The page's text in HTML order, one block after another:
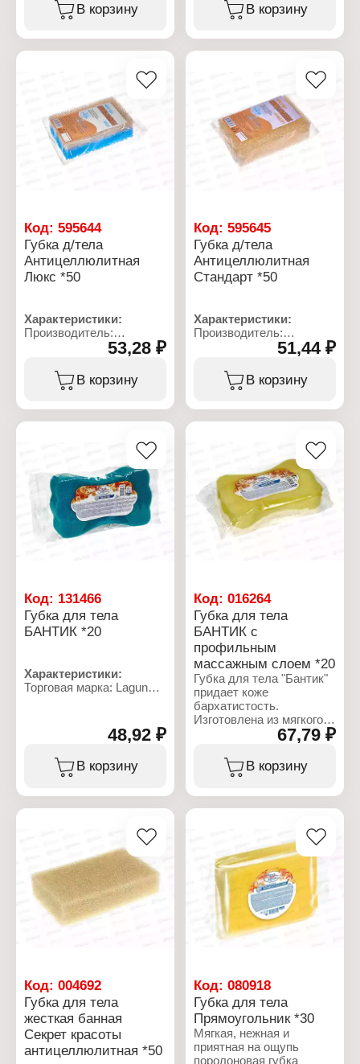
В корзину
Тип товара: Губка для
В корзину
Код: 595644
Губка д/тела
Антицеллюлитная
Люкс *50
Характеристики:
Производитель:
Тип товара: Губка для
Назначение:
Форма: прямоугольная
Размер: 10х16 см
Материал:
пенополиуретан
53,28 ₽
В корзину
Код:595645
Губка д/тела
Антицеллюлитная
Стандарт *50
Характеристики:
Производитель:
Тип товара: Губка для
Назначение:
пенополиуретан
51,44 ₽
В корзину
Код: 131466
Губка для тела
БАНТИК *20
Характеристики:
Торговая марка: Laguna
Тип товара: Губка для
Модель: "Бантик"
Размер: 17,5х11х4 см
(пенополиуретан)
Габаритные размеры:
48,92 ₽
В корзину
Код:016264
Губка для тела
БАНТИК с
профильным
массажным слоем *20
Губка для тела "Бантик"
придает коже
бархатистость.
Изготовлена из мягкого
поролона, делает густую
Характеристики:
Тип товара: Губка для
Модель: "Бантик"
Особенность: с
профильным массажным
слоем
Габаритные размеры:
110х270х50 мм
67,79 ₽
В корзину
Код: 004692
Губка для тела
жесткая банная
Секрет красоты
антицеллюлитная *50
Код:080918
Губка для тела
Прямоугольник *30
Мягкая, нежная и
приятная на ощупь
поролоновая губка